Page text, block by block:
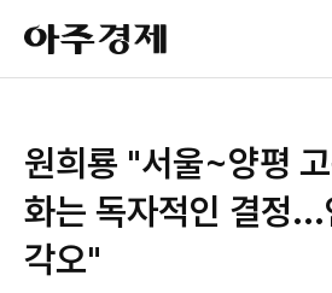
아
주
경
원희룡 "서울~양평
화는 독자적인 결정
각오"